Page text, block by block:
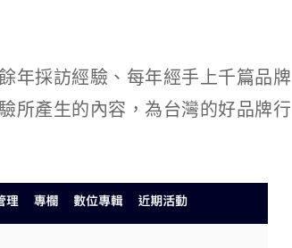
年採訪經驗、每年經手上千篇品牌
所產生的內容，為台灣的好品牌行